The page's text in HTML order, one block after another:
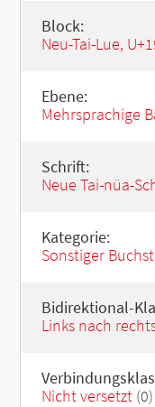
Block:
Neu-Tai-Lue,
Ebene:
Mehrsprachige
Schrift:
Neue Tai-nüa-
Kategorie:
Sonstiger
Bidirektional-
Links nach
Nicht versetzt(0)